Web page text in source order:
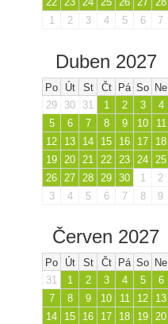
1
2 3 4 5 6 7
Duben 2027
Po Út St Čt Pá So Ne
29
30 31 1 2 3
4
5
6 7 8 9 10
11
12
13 14 15 16 17
18
19
20 21 22 23 24
25
26
27 28 29 30 1
2
3
4 5 6 7 8 9
Červen 2027
Po Út St Čt Pá So Ne
31
1 2 3 4 5
6
7
8 9 10 11 12
13
14
15 16 17 18 19 20